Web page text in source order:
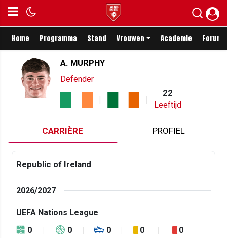
Home Programma Stand Vrouwen Academie Forum
A. MURPHY
Defender
22
Leeftijd
CARRIÈRE PROFIEL
Republic of Ireland
2026/2027
UEFA Nations League
0
0 0 0 0